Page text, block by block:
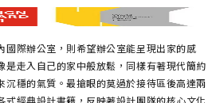
國際辦公室，則希望辦公室能呈現出家的感
是走入自己的家中般放鬆，同樣有著現代簡約
沉穩的氣質。最搶眼的莫過於接待區後高達兩